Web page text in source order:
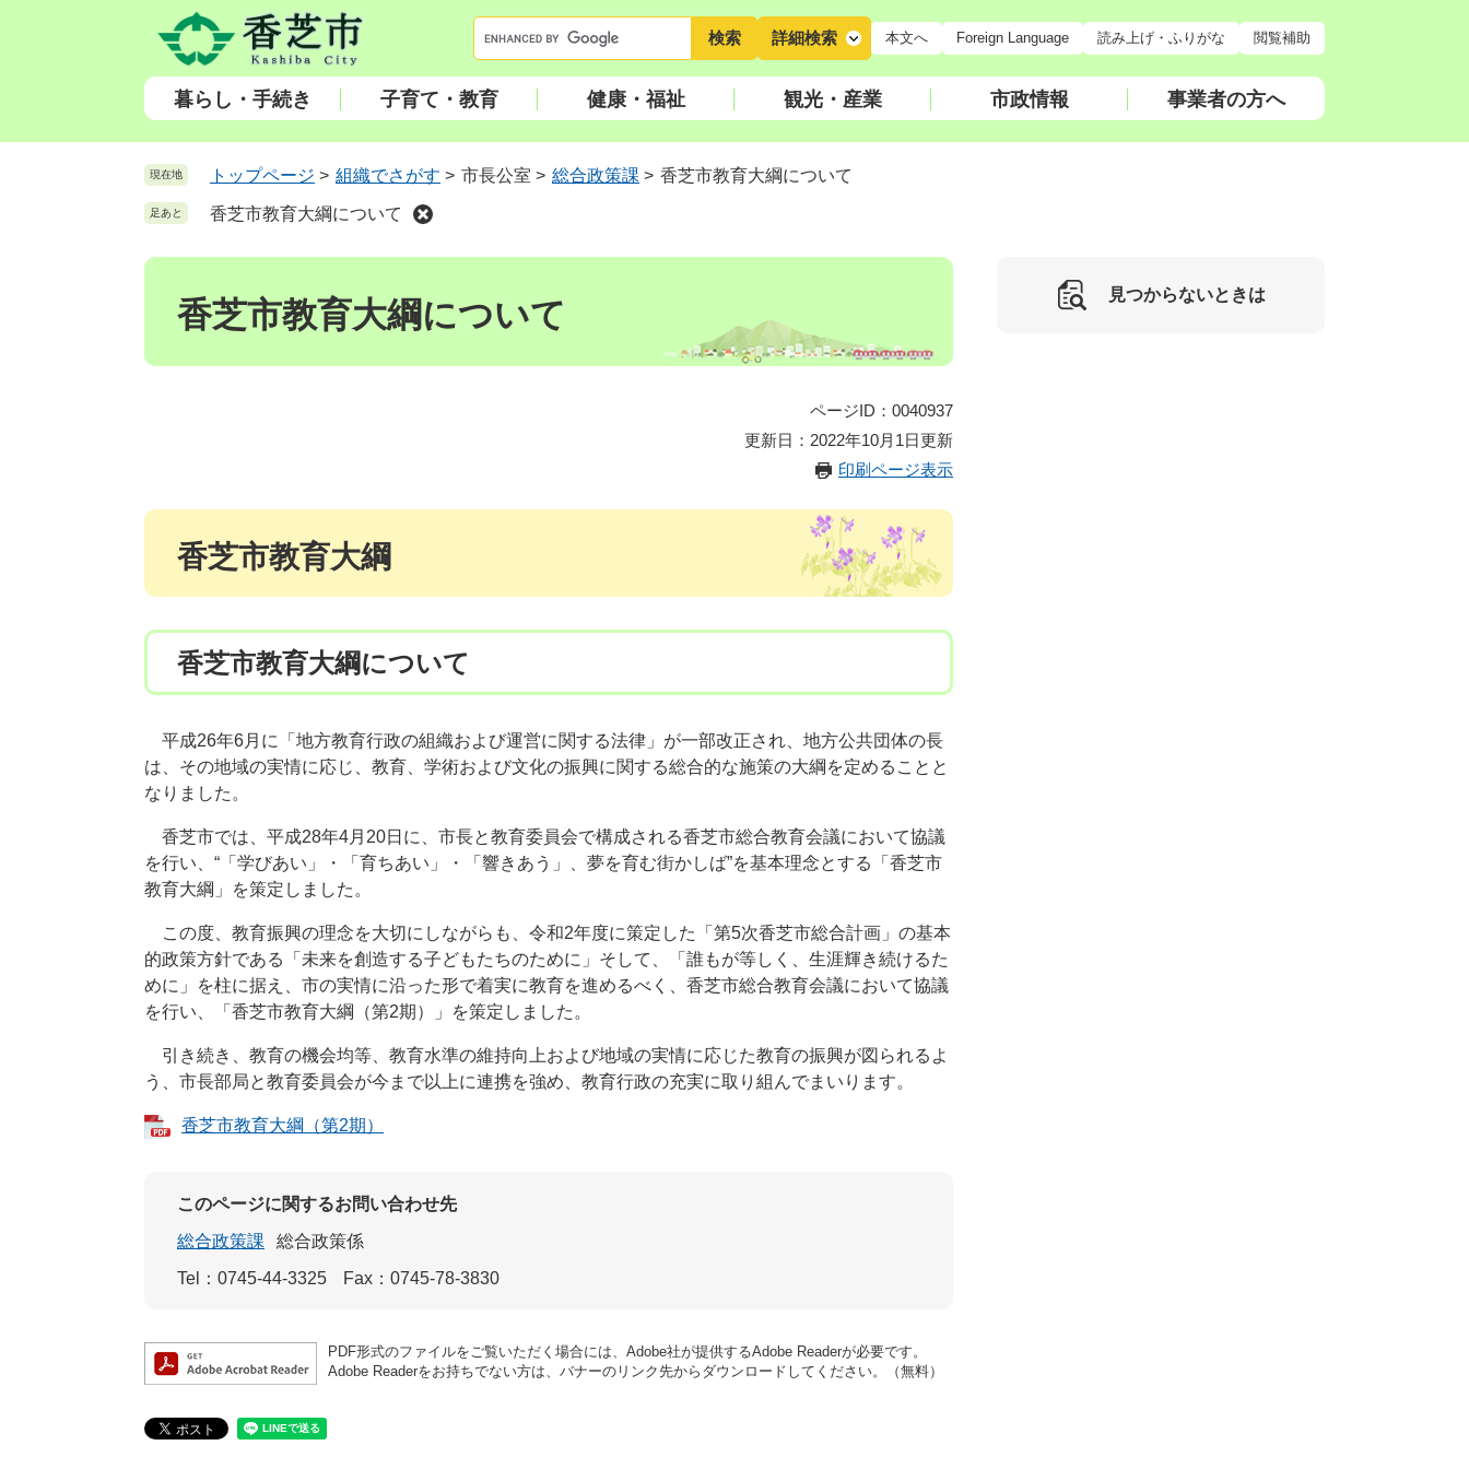
頭
飛
ー
ワ
ー
索
詳細検索 本文へ Foreign Language 読み上げ・ふりがな 閲覧補助
暮らし・手続き 子育て・教育 健康・福祉 観光・産業 市政情報 事業者の方へ
現在地 トップページ > 組織でさがす > 市長公室 > 総合政策課 > 香芝市教育大綱について
足あと 香芝市教育大綱について
本
香芝市教育大綱について
ページID：0040937
更新日：2022年10月1日更新
印刷ページ表示
香芝市教育大綱
香芝市教育大綱について
平成26年6月に「地方教育行政の組織および運営に関する法律」が一部改正され、地方公共団体の長
は、その地域の実情に応じ、教育、学術および文化の振興に関する総合的な施策の大綱を定めることと
なりました。
香芝市では、平成28年4月20日に、市長と教育委員会で構成される香芝市総合教育会議において協議
を行い、“「学びあい」・「育ちあい」・「響きあう」、夢を育む街かしば”を基本理念とする「香芝市
教育大綱」を策定しました。
この度、教育振興の理念を大切にしながらも、令和2年度に策定した「第5次香芝市総合計画」の基本
的政策方針である「未来を創造する子どもたちのために」そして、「誰もが等しく、生涯輝き続けるた
めに」を柱に据え、市の実情に沿った形で着実に教育を進めるべく、香芝市総合教育会議において協議
を行い、「香芝市教育大綱（第2期）」を策定しました。
引き続き、教育の機会均等、教育水準の維持向上および地域の実情に応じた教育の振興が図られるよ
う、市長部局と教育委員会が今まで以上に連携を強め、教育行政の充実に取り組んでまいります。
香芝市教育大綱（第2期）
このページに関するお問い合わせ先
総合政策課
総合政策係
Tel：0745-44-3325
Fax：0745-78-3830
PDF形式のファイルをご覧いただく場合には、Adobe社が提供するAdobe Readerが必要です。
Adobe Readerをお持ちでない方は、バナーのリンク先からダウンロードしてください。（無料）
見つからないときは